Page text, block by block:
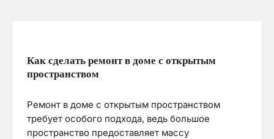
Как сделать ремонт в доме с открытым
пространством
Ремонт в доме с открытым пространством
требует особого подхода, ведь большое
пространство предоставляет массу